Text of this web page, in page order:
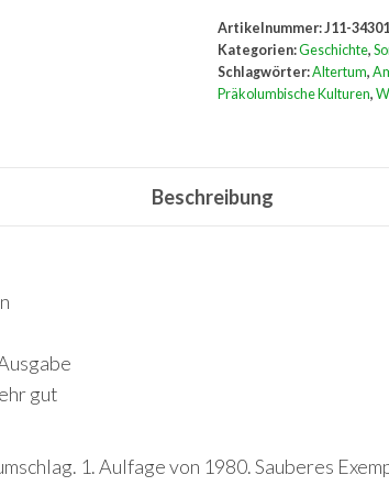
Welt.
Neue
Erkenntnisse
Menge
Artikelnummer:J11-
Kategorien:Geschichte,
Schlagwörter:Altertum,
Präkolumbische Kulturen,
Beschreibung
gut
1. Aulfage von 1980. Sauberes